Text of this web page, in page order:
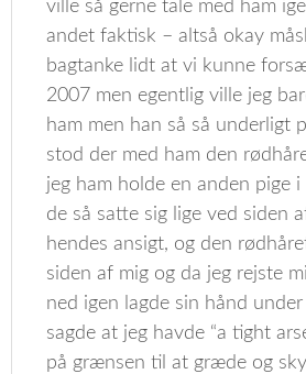
ville så gerne tale med ham
andet faktisk – altså okay
bagtanke lidt at vi kunne
2007 men egentlig ville jeg
ham men han så så underligt
stod der med ham den
jeg ham holde en anden pige
de så satte sig lige ved siden
hendes ansigt, og den
siden af mig og da jeg rejste
ned igen lagde sin hånd
sagde at jeg havde “a tight
på grænsen til at græde og